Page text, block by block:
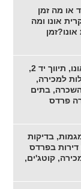
או מה זמן
אונו ומה
עבודה עם מתווכים פרדס רייספלד, קרית אונו, תיווך יד 2,
למכירה,
בתים
פרדס
בדיקות
דירות בפרדס
קוטג'ים,